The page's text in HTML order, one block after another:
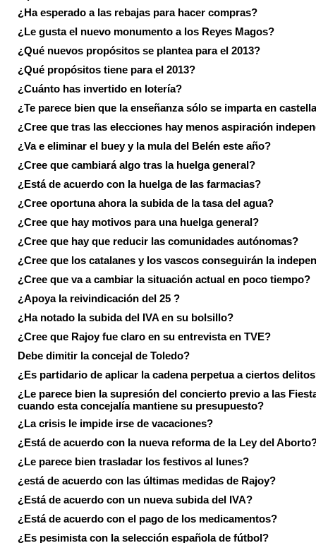
¿Ha esperado a las rebajas para hacer compras?
¿Le gusta el nuevo monumento a los Reyes Magos?
¿Qué nuevos propósitos se plantea para el 2013?
¿Qué propósitos tiene para el 2013?
¿Cuánto has invertido en lotería?
¿Te parece bien que la enseñanza sólo se imparta en
¿Cree que tras las elecciones hay menos aspiración
¿Va e eliminar el buey y la mula del Belén este año?
¿Cree que cambiará algo tras la huelga general?
¿Está de acuerdo con la huelga de las farmacias?
¿Cree oportuna ahora la subida de la tasa del agua?
¿Cree que hay motivos para una huelga general?
¿Cree que hay que reducir las comunidades autónomas?
¿Cree que los catalanes y los vascos conseguirán la
¿Cree que va a cambiar la situación actual en poco tiempo?
¿Apoya la reivindicación del 25 ?
¿Ha notado la subida del IVA en su bolsillo?
¿Cree que Rajoy fue claro en su entrevista en TVE?
Debe dimitir la concejal de Toledo?
¿Es partidario de aplicar la cadena perpetua a ciertos
¿Le parece bien la supresión del concierto previo a las
cuando esta concejalía mantiene su presupuesto?
¿La crisis le impide irse de vacaciones?
¿Está de acuerdo con la nueva reforma de la Ley del
¿Le parece bien trasladar los festivos al lunes?
¿está de acuerdo con las últimas medidas de Rajoy?
¿Está de acuerdo con un nueva subida del IVA?
¿Está de acuerdo con el pago de los medicamentos?
¿Es pesimista con la selección española de fútbol?